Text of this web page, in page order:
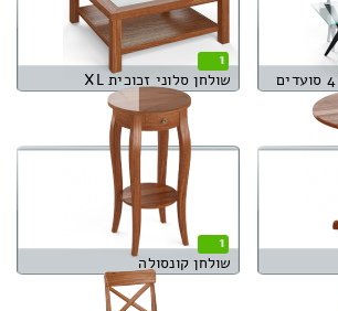
1
שולחן סלוני זכוכית XL
1
שולחן קונסולה